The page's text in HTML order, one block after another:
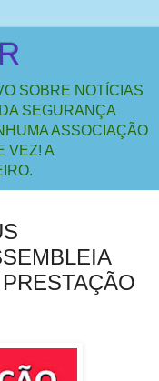
SOBRE NOTÍCIAS
SEGURANÇA
ASSOCIAÇÃO
VEZ! A